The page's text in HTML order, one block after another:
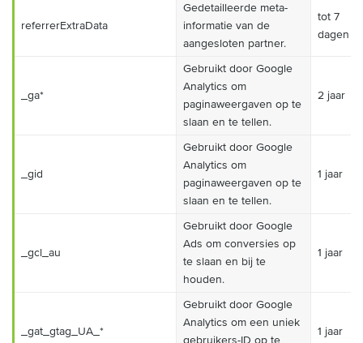
referrerExtraData
Gedetailleerde meta-
informatie van de
aangesloten partner.
tot 7
dagen
_ga*
Gebruikt door Google
Analytics om
paginaweergaven op te
slaan en te tellen.
2 jaar
_gid
Gebruikt door Google
Analytics om
paginaweergaven op te
slaan en te tellen.
1 jaar
_gcl_au
Gebruikt door Google
Ads om conversies op
te slaan en bij te
houden.
1 jaar
_gat_gtag_UA_*
Gebruikt door Google
Analytics om een uniek
gebruikers-ID op te
1 jaar